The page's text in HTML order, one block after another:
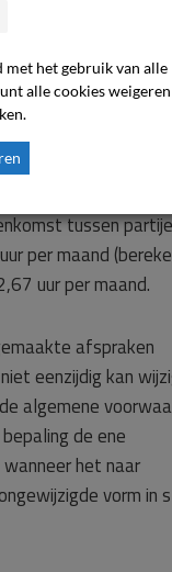
kind per maand.
was de
tussen
per maand
uur per maand.
afspraken
eenzijdig kan
algemene
de ene
het naar
vorm in
met het gebruik van alle
alle cookies weigeren